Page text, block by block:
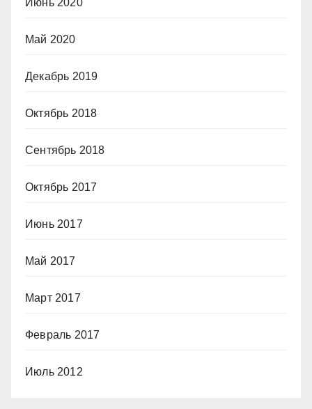
Май 2020
Декабрь 2019
Октябрь 2018
Сентябрь 2018
Октябрь 2017
Июнь 2017
Май 2017
Март 2017
Февраль 2017
Июль 2012